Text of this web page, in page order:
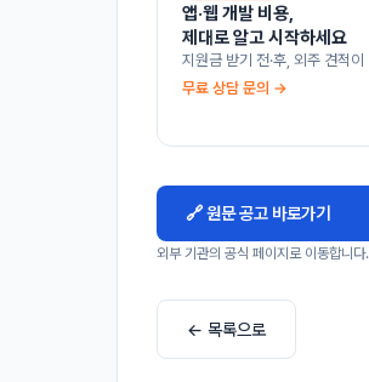
앱·웹 개발 비용,
제대로 알고 시작하세요
지원금 받기 전·후, 외주 견적
무료 상담 문의 →
🔗 원문 공고 바로가기
외부 기관의 공식 페이지로 이동합니
← 목록으로